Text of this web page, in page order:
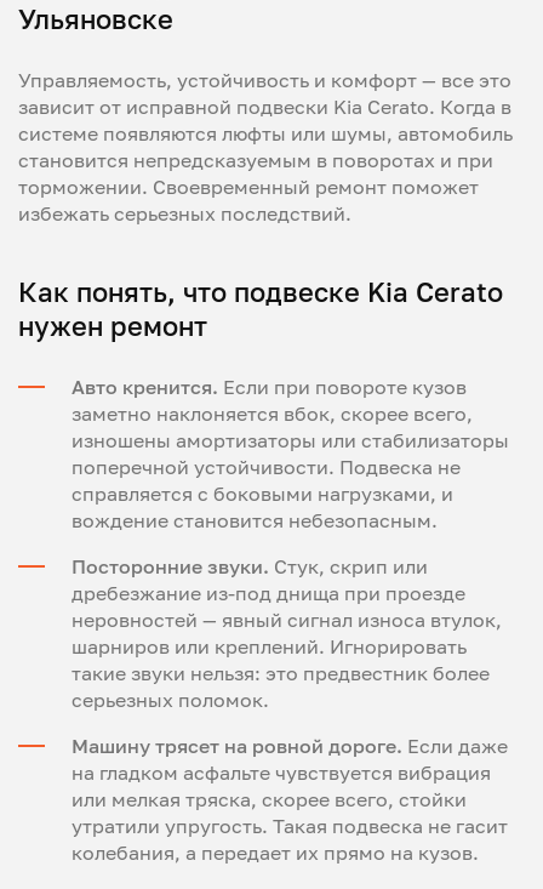
Ульяновске
Управляемость, устойчивость и комфорт — все это
зависит от исправной подвески Kia Cerato. Когда в
системе появляются люфты или шумы, автомобиль
становится непредсказуемым в поворотах и при
торможении. Своевременный ремонт поможет
избежать серьезных последствий.
Как понять, что подвеске Kia Cerato
нужен ремонт
Авто кренится. Если при повороте кузов
заметно наклоняется вбок, скорее всего,
изношены амортизаторы или стабилизаторы
поперечной устойчивости. Подвеска не
справляется с боковыми нагрузками, и
вождение становится небезопасным.
Посторонние звуки. Стук, скрип или
дребезжание из-под днища при проезде
неровностей — явный сигнал износа втулок,
шарниров или креплений. Игнорировать
такие звуки нельзя: это предвестник более
серьезных поломок.
Машину трясет на ровной дороге. Если даже
на гладком асфальте чувствуется вибрация
или мелкая тряска, скорее всего, стойки
утратили упругость. Такая подвеска не гасит
колебания, а передает их прямо на кузов.